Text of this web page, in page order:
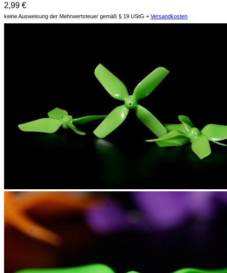
2,99 €
keine Ausweisung der Mehrwertsteuer gemäß § 19 UStG + Versandkosten